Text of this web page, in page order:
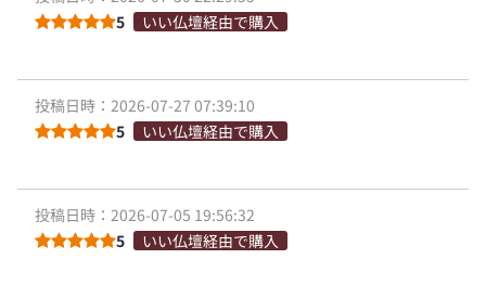
5
いい仏壇経由で購入
投稿日時：2026-07-27 07:39:10
5
いい仏壇経由で購入
投稿日時：2026-07-05 19:56:32
5
いい仏壇経由で購入